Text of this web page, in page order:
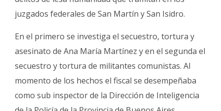
juzgados federales de San Martín y San Isidro.
En el primero se investiga el secuestro, tortura y
asesinato de Ana María Martínez y en el segunda el
secuestro y tortura de militantes comunistas. Al
momento de los hechos el fiscal se desempeñaba
como sub inspector de la Dirección de Inteligencia